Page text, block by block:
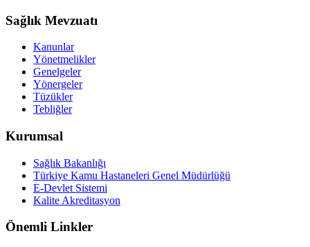
Sağlık Mevzuatı
Kanunlar
Yönetmelikler
Genelgeler
Yönergeler
Tüzükler
Tebliğler
Kurumsal
Sağlık Bakanlığı
Türkiye Kamu Hastaneleri Genel Müdürlüğü
E-Devlet Sistemi
Kalite Akreditasyon
Önemli Linkler